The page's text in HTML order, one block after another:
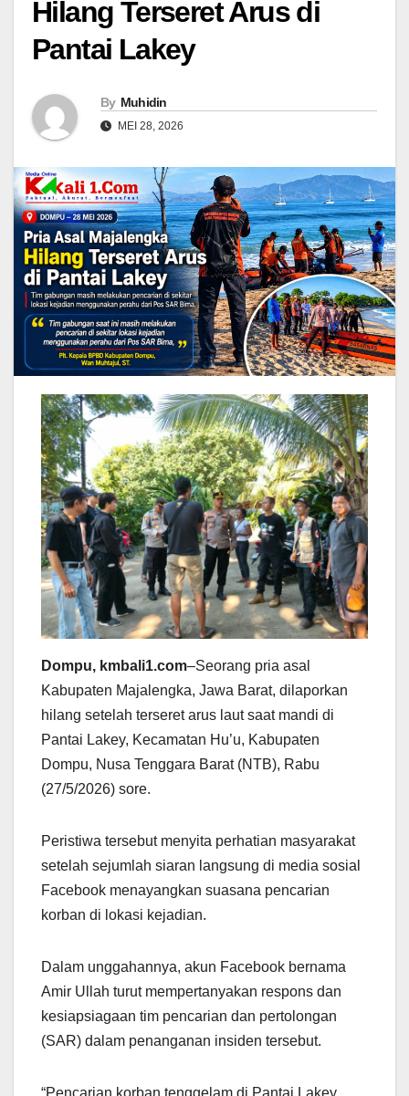
Hilang Terseret Arus di
Pantai Lakey
By Muhidin
MEI 28, 2026
Dompu, kmbali1.com–Seorang pria asal
Kabupaten Majalengka, Jawa Barat, dilaporkan
hilang setelah terseret arus laut saat mandi di
Pantai Lakey, Kecamatan Hu’u, Kabupaten
Dompu, Nusa Tenggara Barat (NTB), Rabu
(27/5/2026) sore.
Peristiwa tersebut menyita perhatian masyarakat
setelah sejumlah siaran langsung di media sosial
Facebook menayangkan suasana pencarian
korban di lokasi kejadian.
Dalam unggahannya, akun Facebook bernama
Amir Ullah turut mempertanyakan respons dan
kesiapsiagaan tim pencarian dan pertolongan
(SAR) dalam penanganan insiden tersebut.